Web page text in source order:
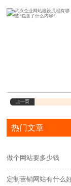
上一页
热门文章
做个网站要多少钱
定制营销网站有什么